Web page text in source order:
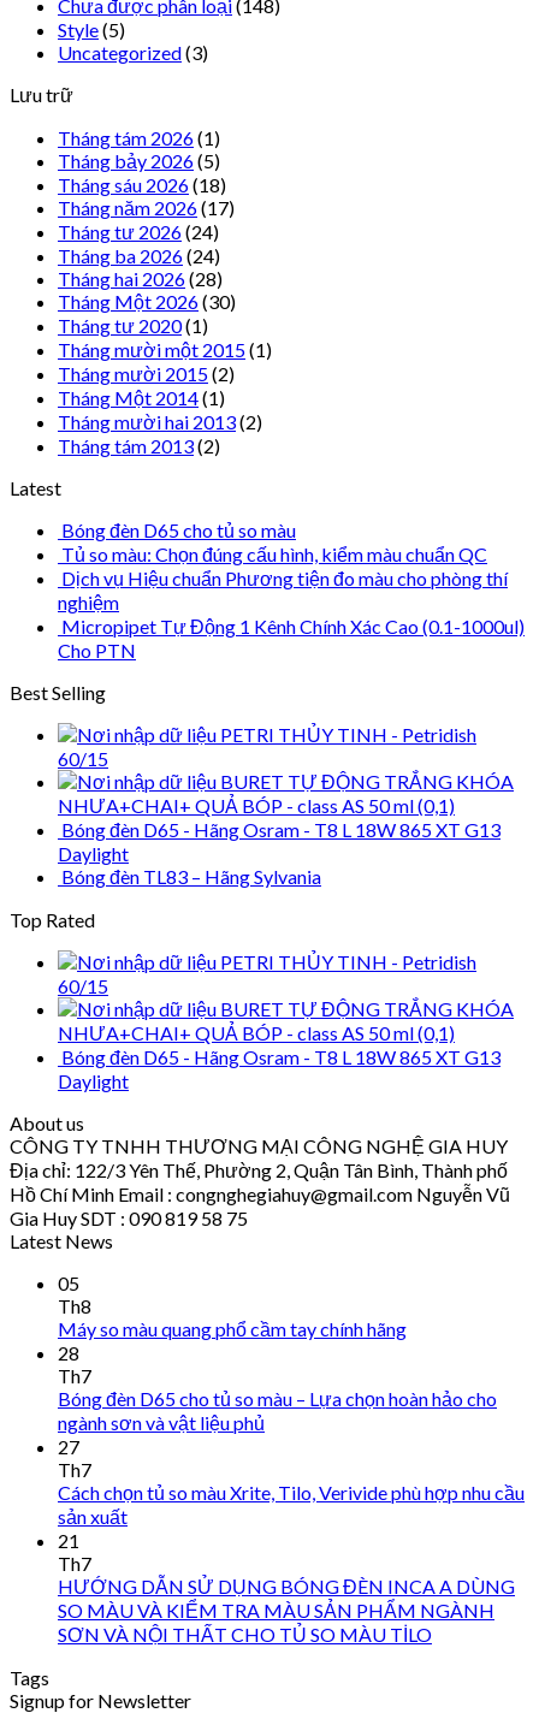
Chưa được phân loại(148)
Style(5)
Uncategorized(3)
Lưu trữ
Tháng tám 2026(1)
Tháng bảy 2026(5)
Tháng sáu 2026(18)
Tháng năm 2026(17)
Tháng tư 2026(24)
Tháng ba 2026(24)
Tháng hai 2026(28)
Tháng Một 2026(30)
Tháng tư 2020(1)
Tháng mười một 2015(1)
Tháng mười 2015(2)
Tháng Một 2014(1)
Tháng mười hai 2013(2)
Tháng tám 2013(2)
Latest
Bóng đèn D65 cho tủ so màu
Tủ so màu: Chọn đúng cấu hình, kiểm màu chuẩn QC
Dịch vụ Hiệu chuẩn Phương tiện đo màu cho phòng thí
nghiệm
Micropipet Tự Động 1 Kênh Chính Xác Cao (0.1-1000ul)
Cho PTN
Best Selling
PETRI THỦY TINH - Petridish
60/15
BURET TỰ ĐỘNG TRẮNG KHÓA
NHƯA+CHAI+ QUẢ BÓP - class AS 50 ml (0,1)
Bóng đèn D65 - Hãng Osram - T8 L 18W 865 XT G13
Daylight
Bóng đèn TL83 – Hãng Sylvania
Top Rated
PETRI THỦY TINH - Petridish
60/15
BURET TỰ ĐỘNG TRẮNG KHÓA
NHƯA+CHAI+ QUẢ BÓP - class AS 50 ml (0,1)
Bóng đèn D65 - Hãng Osram - T8 L 18W 865 XT G13
Daylight
About us
CÔNG TY TNHH THƯƠNG MẠI CÔNG NGHỆ GIA HUY
Địa chỉ: 122/3 Yên Thế, Phường 2, Quận Tân Bình, Thành phố
Hồ Chí Minh Email : congnghegiahuy@gmail.com Nguyễn Vũ
Gia Huy SDT : 090 819 58 75
Latest News
05
Th8
Máy so màu quang phổ cầm tay chính hãng
28
Th7
Bóng đèn D65 cho tủ so màu – Lựa chọn hoàn hảo cho
ngành sơn và vật liệu phủ
27
Th7
Cách chọn tủ so màu Xrite, Tilo, Verivide phù hợp nhu cầu
sản xuất
21
Th7
HƯỚNG DẪN SỬ DỤNG BÓNG ĐÈN INCA A DÙNG
SO MÀU VÀ KIỂM TRA MÀU SẢN PHẨM NGÀNH
SƠN VÀ NỘI THẤT CHO TỦ SO MÀU TİLO
Tags
Signup for Newsletter